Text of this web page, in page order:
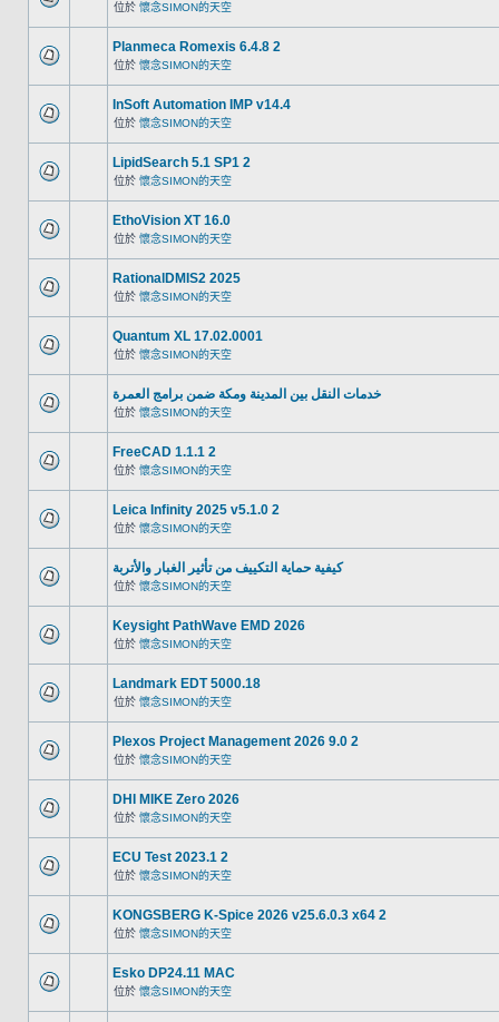
位於 懷念SIMON的天空
Planmeca Romexis 6.4.8 2
位於 懷念SIMON的天空
InSoft Automation IMP v14.4
位於 懷念SIMON的天空
LipidSearch 5.1 SP1 2
位於 懷念SIMON的天空
EthoVision XT 16.0
位於 懷念SIMON的天空
RationalDMIS2 2025
位於 懷念SIMON的天空
Quantum XL 17.02.0001
位於 懷念SIMON的天空
خدمات النقل بين المدينة ومكة ضمن برامج العمرة
位於 懷念SIMON的天空
FreeCAD 1.1.1 2
位於 懷念SIMON的天空
Leica Infinity 2025 v5.1.0 2
位於 懷念SIMON的天空
كيفية حماية التكييف من تأثير الغبار والأتربة
位於 懷念SIMON的天空
Keysight PathWave EMD 2026
位於 懷念SIMON的天空
Landmark EDT 5000.18
位於 懷念SIMON的天空
Plexos Project Management 2026 9.0 2
位於 懷念SIMON的天空
DHI MIKE Zero 2026
位於 懷念SIMON的天空
ECU Test 2023.1 2
位於 懷念SIMON的天空
KONGSBERG K-Spice 2026 v25.6.0.3 x64 2
位於 懷念SIMON的天空
Esko DP24.11 MAC
位於 懷念SIMON的天空